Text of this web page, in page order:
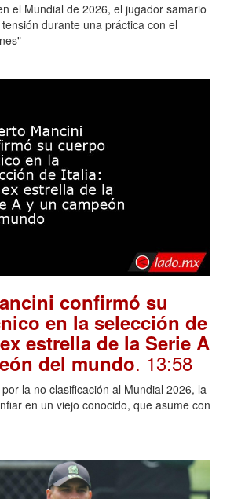
el Mundial de 2026, el jugador samario
durante una práctica con el
confirmó su
en la selección de
estrella de la Serie A
del mundo. 13:58
la no clasificación al Mundial 2026, la
en un viejo conocido, que asume con